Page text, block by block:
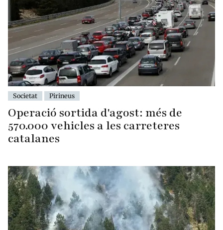
Societat Pirineus
Operació sortida d'agost: més de
570.000 vehicles a les carreteres
catalanes